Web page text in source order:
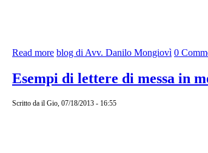
Read more about Avvocato informativa privacy
blog di Avv. Danilo Mongiovì 0
Esempi di lettere di messa in
Scritto da il Gio, 07/18/2013 - 16:55